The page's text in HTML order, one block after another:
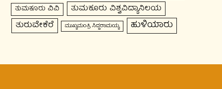
ತುಮಕೂರು ವಿವಿ ತುಮಕೂರು ವಿಶ್ವವಿದ್ಯಾನಿಲಯ
ತುರುವೇಕೆರೆ ಮುಖ್ಯಮಂತ್ರಿ ಸಿದ್ದರಾಮಯ್ಯ ಹುಳಿಯಾರು